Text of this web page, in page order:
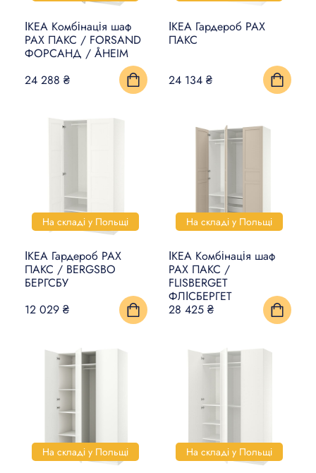
ІКЕА Комбінація шаф
PAX ПАКС / FORSAND
ФОРСАНД / ÅHEIM
24 288 ₴
ІКЕА Гардероб PAX
ПАКС
24 134 ₴
На складі у Польщі
ІКЕА Гардероб PAX
ПАКС / BERGSBO
БЕРГСБУ
12 029 ₴
На складі у Польщі
ІКЕА Комбінація шаф
PAX ПАКС /
FLISBERGET
ФЛІСБЕРГЕТ
28 425 ₴
На складі у Польщі На складі у Польщі